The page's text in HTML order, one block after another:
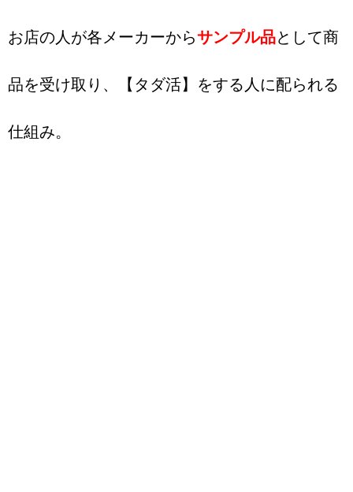
お店の人が各メーカーからサンプル品として商
品を受け取り、【タダ活】をする人に配られる
仕組み。